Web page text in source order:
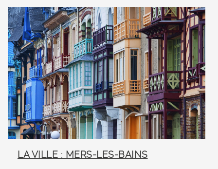
LA VILLE : MERS-LES-BAINS